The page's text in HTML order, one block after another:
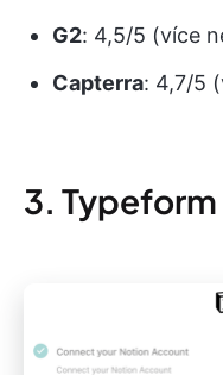
G2: 4,5/5 (více
Capterra: 4,7/5
3. Typeform